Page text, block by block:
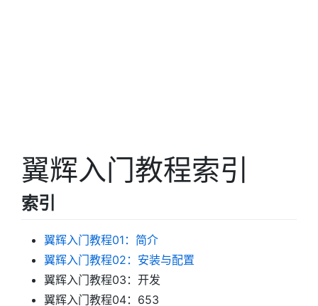
翼辉入门教程索引
索引
翼辉入门教程01：简介
翼辉入门教程02：安装与配置
翼辉入门教程03：开发
翼辉入门教程04：653